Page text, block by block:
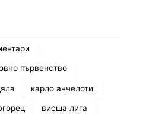
първенство
карло анчелоти
висша лига